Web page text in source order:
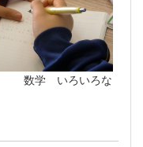
いろいろな